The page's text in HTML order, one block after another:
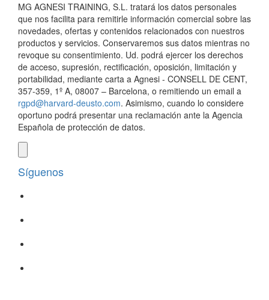
MG AGNESI TRAINING, S.L. tratará los datos personales
que nos facilita para remitirle información comercial sobre las
novedades, ofertas y contenidos relacionados con nuestros
productos y servicios. Conservaremos sus datos mientras no
revoque su consentimiento. Ud. podrá ejercer los derechos
de acceso, supresión, rectificación, oposición, limitación y
portabilidad, mediante carta a Agnesi - CONSELL DE CENT,
357-359, 1º A, 08007 – Barcelona, o remitiendo un email a
rgpd@harvard-deusto.com. Asimismo, cuando lo considere
oportuno podrá presentar una reclamación ante la Agencia
Española de protección de datos.
Síguenos